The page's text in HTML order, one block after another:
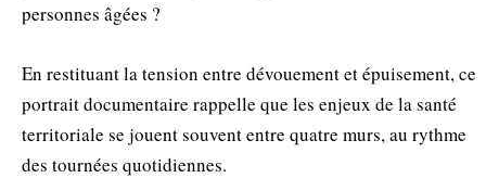
personnes âgées ?
En restituant la tension entre dévouement et épuisement, ce
portrait documentaire rappelle que les enjeux de la santé
territoriale se jouent souvent entre quatre murs, au rythme
des tournées quotidiennes.